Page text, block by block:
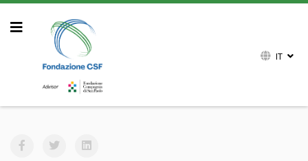
IT
Sei qui:Home Simone Vannuccini